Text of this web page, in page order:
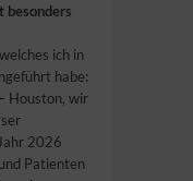
ich in
habe:
Houston, wir
2026
Patienten